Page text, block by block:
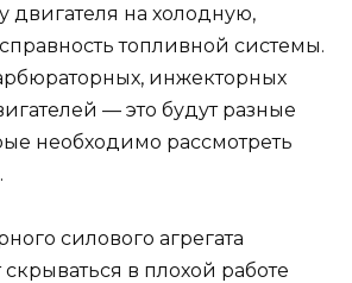
двигателя на холодную,
топливной системы.
инжекторных
— это будут разные
необходимо рассмотреть
силового агрегата
в плохой работе